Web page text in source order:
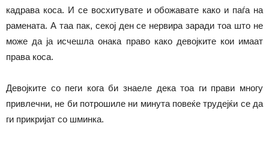
кадрава коса. И се восхитувате и обожавате како и паѓа на
рамената. А таа пак, секој ден се нервира заради тоа што не
може да ја исчешла онака право како девојките кои имаат
права коса.
Девојките со пеги кога би знаеле дека тоа ги прави многу
привлечни, не би потрошиле ни минута повеќе трудејќи се да
ги прикријат со шминка.